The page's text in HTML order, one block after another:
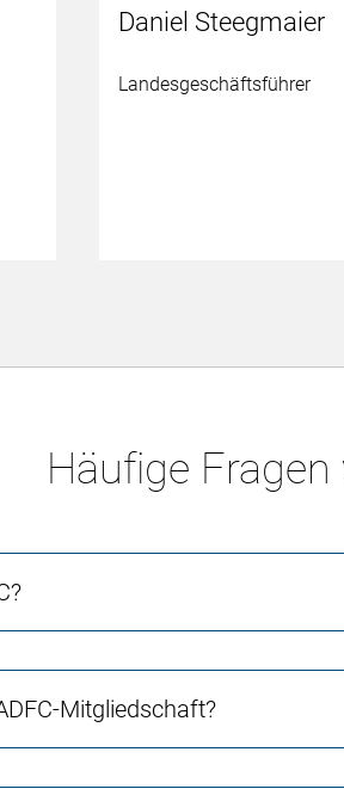
Daniel Steegmaier
Landesgeschäftsführer
Häufige
Mitgliedschaft?